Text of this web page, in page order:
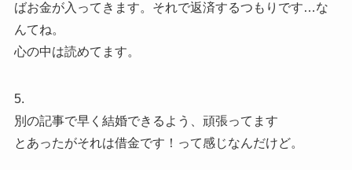
ばお金が入ってきます。それで返済するつもりです…な
んてね。
心の中は読めてます。
5.
別の記事で早く結婚できるよう、頑張ってます
とあったがそれは借金です！って感じなんだけど。